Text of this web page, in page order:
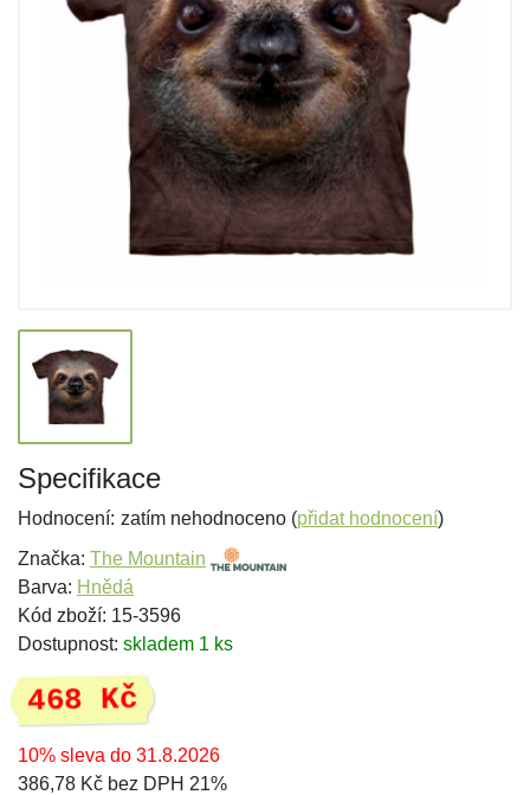
Specifikace
Hodnocení: zatím nehodnoceno (přidat hodnocení)
Značka: The Mountain
Barva: Hnědá
Kód zboží: 15-3596
Dostupnost: skladem 1 ks
468 Kč
10% sleva do 31.8.2026
386,78 Kč bez DPH 21%